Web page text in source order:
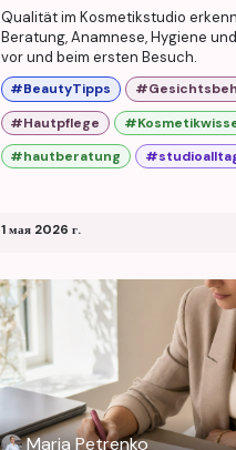
Qualität im Kosmetikstudio
Beratung, Anamnese, Hygiene
vor und beim ersten Besuch.
#BeautyTipps
#Hautpflege
#hautberatung
1 мая 2026 г.
Maria Petrenko